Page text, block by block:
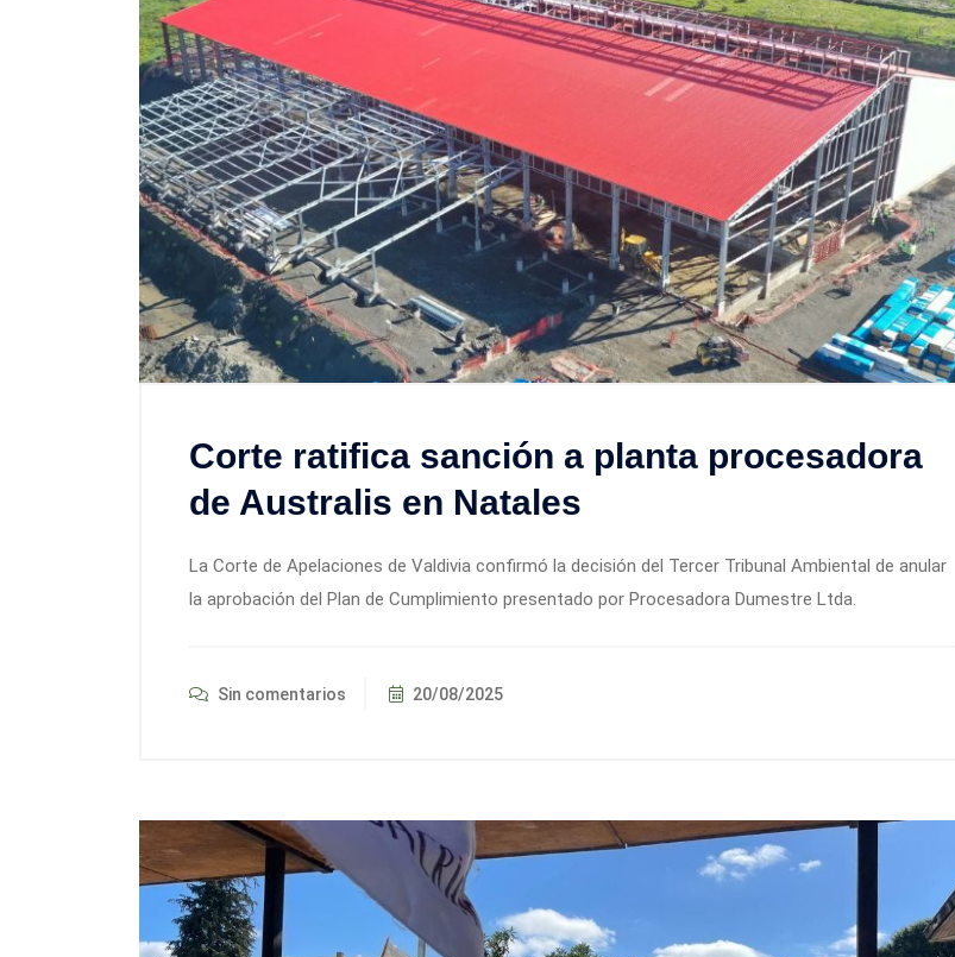
Corte ratifica sanción a planta procesadora
de Australis en Natales
La Corte de Apelaciones de Valdivia confirmó la decisión del Tercer Tribunal Ambiental de anular
la aprobación del Plan de Cumplimiento presentado por Procesadora Dumestre Ltda.
Sin comentarios 20/08/2025